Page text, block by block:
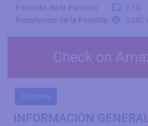
Formato de la Pantallo
21:9
Check on
Compare
INFORMACIÓN